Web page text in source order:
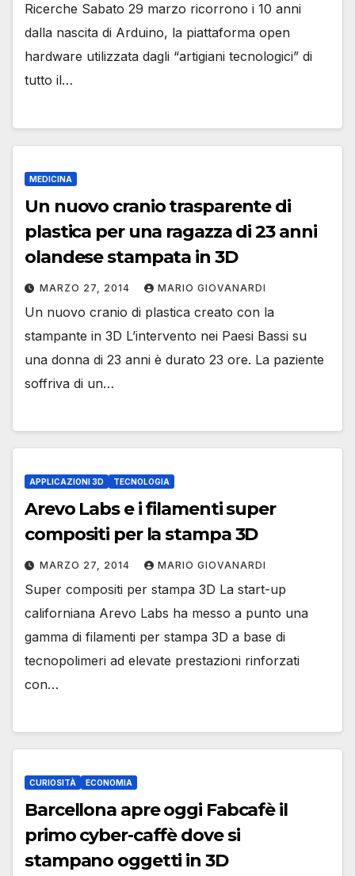
Ricerche Sabato 29 marzo ricorrono i 10 anni
dalla nascita di Arduino, la piattaforma open
hardware utilizzata dagli “artigiani tecnologici” di
tutto il…
MEDICINA
Un nuovo cranio trasparente di
plastica per una ragazza di 23 anni
olandese stampata in 3D
MARZO 27, 2014 MARIO GIOVANARDI
Un nuovo cranio di plastica creato con la
stampante in 3D L’intervento nei Paesi Bassi su
una donna di 23 anni è durato 23 ore. La paziente
soffriva di un…
APPLICAZIONI 3D TECNOLOGIA
Arevo Labs e i filamenti super
compositi per la stampa 3D
MARZO 27, 2014 MARIO GIOVANARDI
Super compositi per stampa 3D La start-up
californiana Arevo Labs ha messo a punto una
gamma di filamenti per stampa 3D a base di
tecnopolimeri ad elevate prestazioni rinforzati
con…
CURIOSITÀ ECONOMIA
Barcellona apre oggi Fabcafè il
primo cyber-caffè dove si
stampano oggetti in 3D